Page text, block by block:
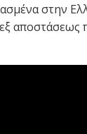
στην
αποστάσεως